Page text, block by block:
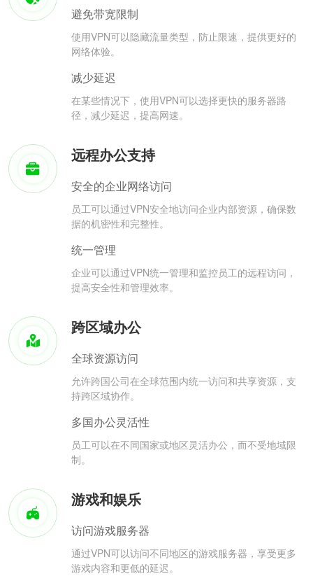
避免带宽限制
使用VPN可以隐藏流量类型，防止限速，提供更好的
网络体验。
减少延迟
在某些情况下，使用VPN可以选择更快的服务器路
径，减少延迟，提高网速。
远程办公支持
安全的企业网络访问
员工可以通过VPN安全地访问企业内部资源，确保数
据的机密性和完整性。
统一管理
企业可以通过VPN统一管理和监控员工的远程访问，
提高安全性和管理效率。
跨区域办公
全球资源访问
允许跨国公司在全球范围内统一访问和共享资源，支
持跨区域协作。
多国办公灵活性
员工可以在不同国家或地区灵活办公，而不受地域限
制。
游戏和娱乐
访问游戏服务器
通过VPN可以访问不同地区的游戏服务器，享受更多
游戏内容和更低的延迟。